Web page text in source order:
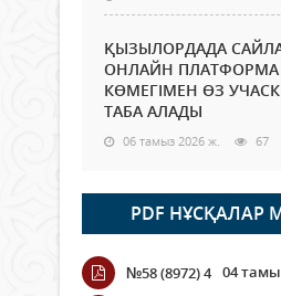
ҚЫЗЫЛОРДАДА
ОНЛАЙН ПЛАТФОРМА
КӨМЕГІМЕН ӨЗ
ТАБА АЛАДЫ
06 тамыз 2026 ж. 67
Open Air: Қызылорда
полиция
мыңнан астам
қауіпсіздігін
06 тамыз 2026 ж.
PDF НҰСҚАЛАР
№58 (8972) 4 04